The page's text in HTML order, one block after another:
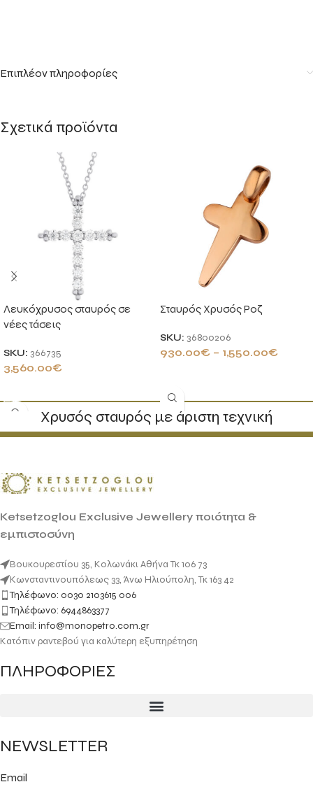
Επιπλέον πληροφορίες
Σχετικά προϊόντα
Λευκόχρυσος σταυρός σε
νέες τάσεις
SKU: 366735
3,560.00€
Σταυρός Χρυσός Ροζ
SKU: 36800206
930.00€ – 1,550.00€
Χρυσός σταυρός με άριστη τεχνική
Ketsetzoglou Exclusive Jewellery ποιότητα &
εμπιστοσύνη
Βουκουρεστίου 35, Κολωνάκι Αθήνα Τκ 106 73
Κωνσταντινουπόλεως 33, Άνω Ηλιούπολη, Τκ 163 42
Τηλέφωνο: 0030 2103615 006
Τηλέφωνο: 6944863377
Email: info@monopetro.com.gr
Κατόπιν ραντεβού για καλύτερη εξυπηρέτηση
ΠΛΗΡΟΦΟΡΙΕΣ
NEWSLETTER
Email